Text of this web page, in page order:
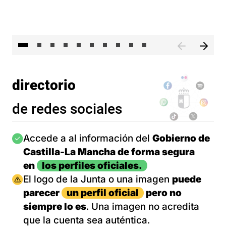
directorio
de redes sociales
Imagen
Accede a al información del Gobierno de
Castilla-La Mancha de forma segura
en
los perfiles oficiales.
Imagen
El logo de la Junta o una imagen puede
parecer
un perfil oficial
pero no
siempre lo es. Una imagen no acredita
que la cuenta sea auténtica.